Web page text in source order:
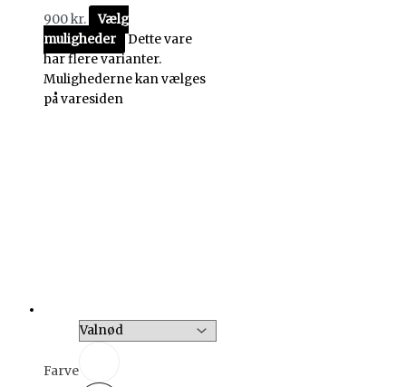
900kr.
Vælg
muligheder
Dette vare
har flere varianter.
Mulighederne kan vælges
på varesiden
Farve